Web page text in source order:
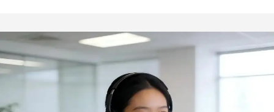
salse, confezione da 100
pezzi
barbecue e grigliate, con
isolamento termico